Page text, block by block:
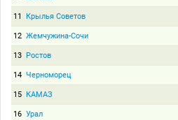
11 Крылья Советов
12 Жемчужина-Сочи
13 Ростов
14 Черноморец
15 КАМАЗ
16 Урал